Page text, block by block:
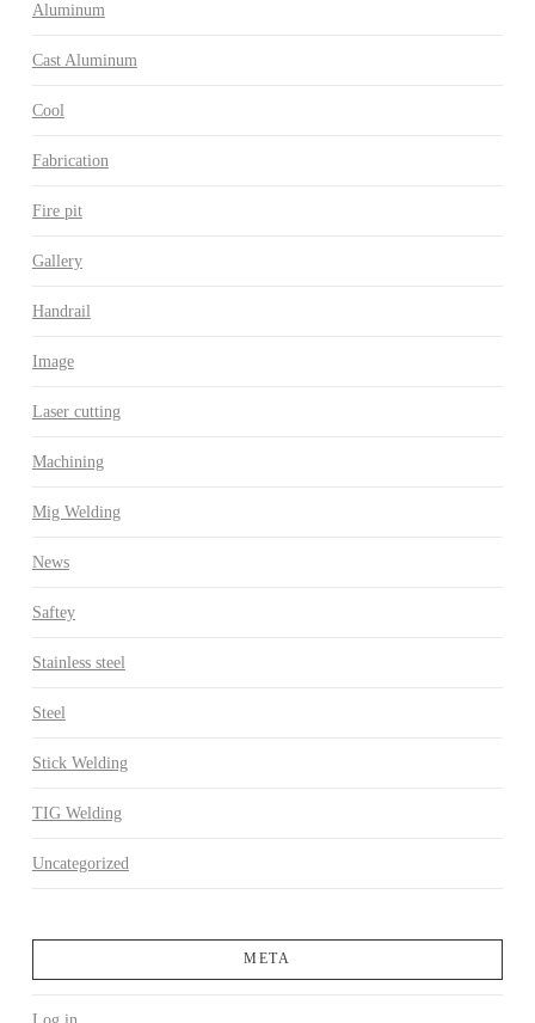
Aluminum
Cast Aluminum
Cool
Fabrication
Fire pit
Gallery
Handrail
Image
Laser cutting
Machining
Mig Welding
News
Saftey
Stainless steel
Steel
Stick Welding
TIG Welding
Uncategorized
META